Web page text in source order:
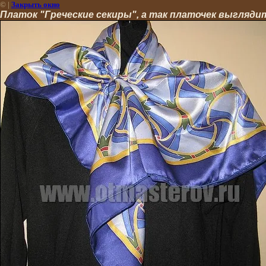
© | Закрыть окно
Платок "Греческие секиры", а так платочек